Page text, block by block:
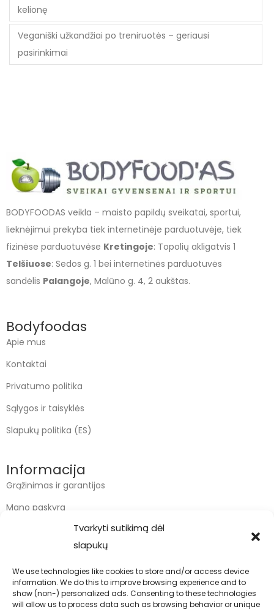
Tvarkyti sutikimą dėl
slapukų
We use technologies like cookies to store and/or access device
information. We do this to improve browsing experience and to
show (non-) personalized ads. Consenting to these technologies
will allow us to process data such as browsing behavior or unique
kelionę
Veganiški užkandžiai po treniruotės – geriausi
pasirinkimai
BODYFOODAS veikla – maisto papildų sveikatai, sportui,
lieknėjimui prekyba tiek internetinėje parduotuvėje, tiek
fizinėse parduotuvėse Kretingoje: Topolių akligatvis 1
Telšiuose: Sedos g. 1 bei internetinės parduotuvės
sandėlis Palangoje, Malūno g. 4, 2 aukštas.
Bodyfoodas
Apie mus
Kontaktai
Privatumo politika
Sąlygos ir taisyklės
Slapukų politika (ES)
Informacija
Grąžinimas ir garantijos
Mano paskyra
Kontaktai
info@bodyfoodas.lt